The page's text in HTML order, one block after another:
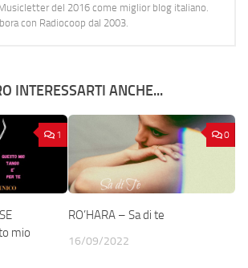
del 2016 come miglior blog italiano.
con Radiocoop dal 2003.
INTERESSARTI ANCHE...
1
mio
0
RO’HARA – Sa di te
16/09/2022